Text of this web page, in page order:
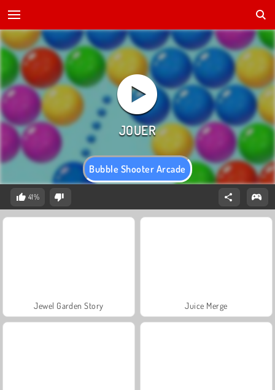
Bubble Shooter Arcade
41%
Jewel Garden Story Juice Merge